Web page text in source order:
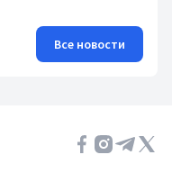
Все новости